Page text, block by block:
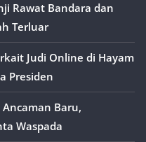
Rawat Bandara dan
Terluar
Judi Online di Hayam
Presiden
Ancaman Baru,
Waspada